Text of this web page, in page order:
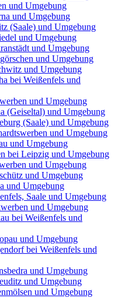
und Umgebung
und Umgebung
(Saale) und Umgebung
und Umgebung
und Umgebung
und Umgebung
und Umgebung
bei Weißenfels und
und Umgebung
(Geiseltal) und Umgebung
(Saale) und Umgebung
und Umgebung
und Umgebung
bei Leipzig und Umgebung
und Umgebung
und Umgebung
und Umgebung
Saale und Umgebung
und Umgebung
bei Weißenfels und
und Umgebung
bei Weißenfels und
und Umgebung
und Umgebung
und Umgebung